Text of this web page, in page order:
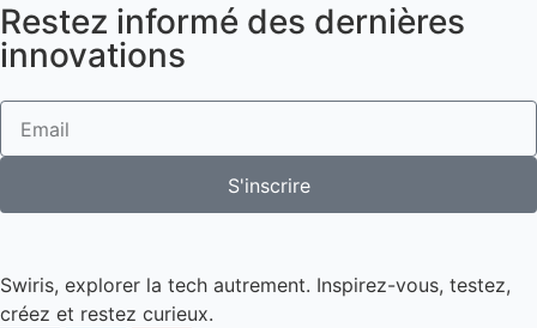
Restez informé des dernières
innovations
S'inscrire
Swiris, explorer la tech autrement. Inspirez-vous, testez,
créez et restez curieux.